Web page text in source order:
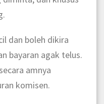
dan boleh dikira
bayaran agak telus.
amnya
komisen.